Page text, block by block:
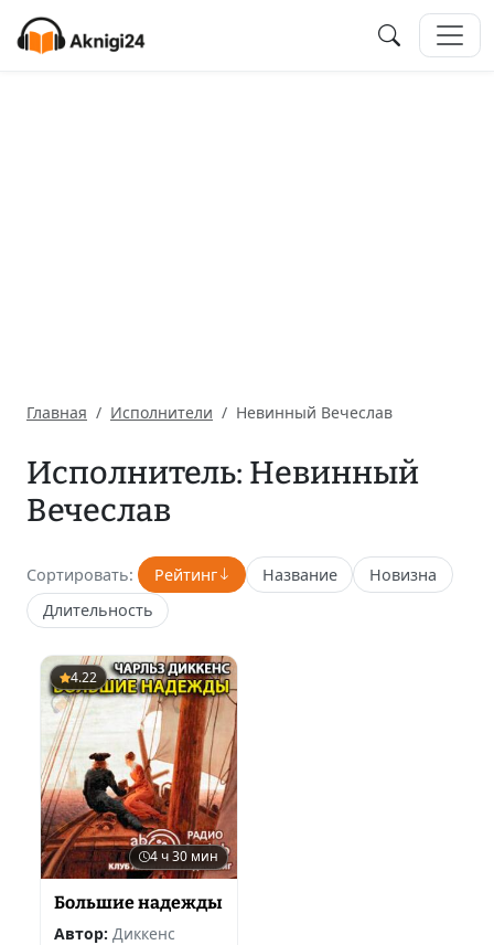
Главная Исполнители Невинный Вечеслав
Исполнитель: Невинный
Вечеслав
Сортировать: Рейтинг Название
Новизна
Длительность
4.22
4 ч 30 мин
Большие надежды
Автор: Диккенс